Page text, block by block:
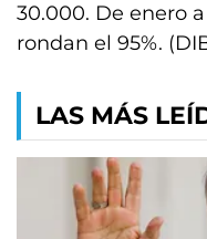
30.000. De enero
rondan el 95%.
LAS MÁS